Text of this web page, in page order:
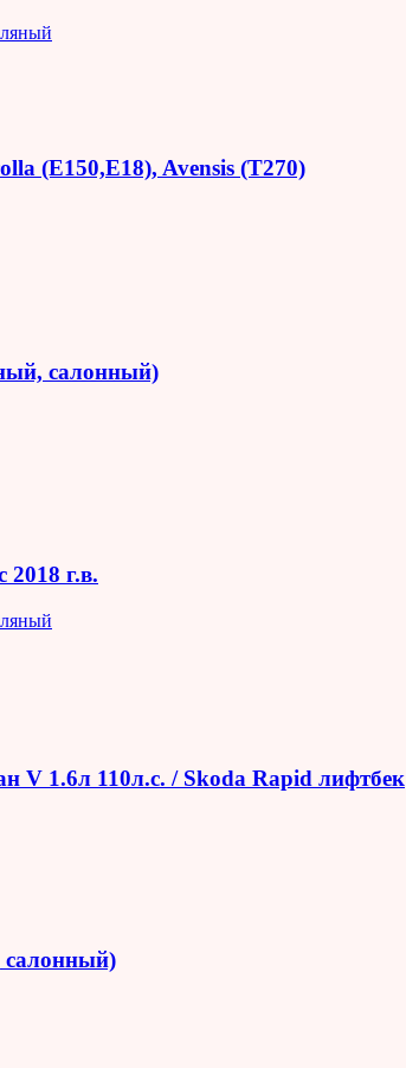
(E150,E18), Avensis (T270)
салонный)
г.в.
V 1.6л 110л.с. / Skoda Rapid лифтбек